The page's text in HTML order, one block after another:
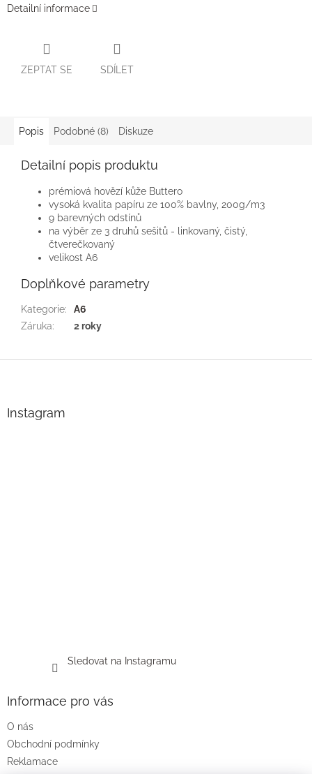
Detailní informace
ZEPTAT SE SDÍLET
Popis Podobné (8) Diskuze
Detailní popis produktu
prémiová hovězí kůže Buttero
vysoká kvalita papíru ze 100% bavlny, 200g/m3
9 barevných odstínů
na výběr ze 3 druhů sešitů - linkovaný, čistý,
čtverečkovaný
velikost A6
Doplňkové parametry
Kategorie:
A6
Záruka: 2 roky
Instagram
Sledovat na Instagramu
Informace pro vás
O nás
Obchodní podmínky
Reklamace